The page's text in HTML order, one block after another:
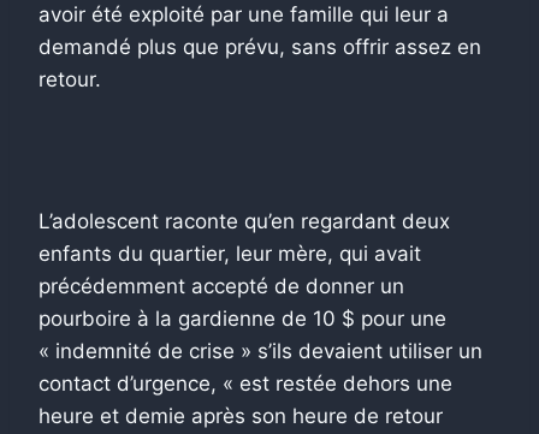
avoir été exploité par une famille qui leur a
demandé plus que prévu, sans offrir assez en
retour.
L’adolescent raconte qu’en regardant deux
enfants du quartier, leur mère, qui avait
précédemment accepté de donner un
pourboire à la gardienne de 10 $ pour une
« indemnité de crise » s’ils devaient utiliser un
contact d’urgence, « est restée dehors une
heure et demie après son heure de retour